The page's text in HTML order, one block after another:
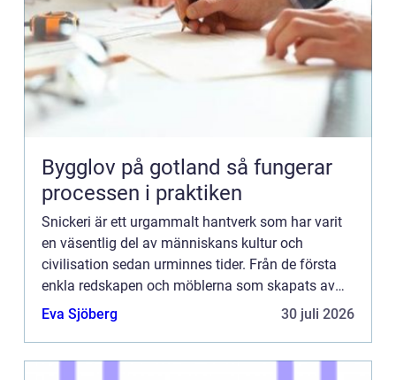
Bygglov på gotland så fungerar
processen i praktiken
Snickeri är ett urgammalt hantverk som har varit
en väsentlig del av människans kultur och
civilisation sedan urminnes tider. Från de första
enkla redskapen och möblerna som skapats av
våra förfäder till...
Eva Sjöberg 30 juli 2026